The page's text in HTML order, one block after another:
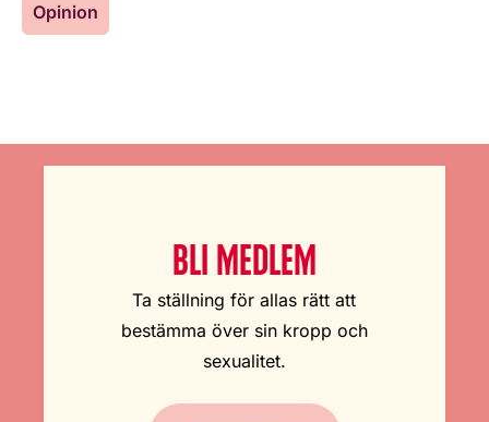
Opinion
BLI MEDLEM
Ta ställning för allas rätt att
bestämma över sin kropp och
sexualitet.